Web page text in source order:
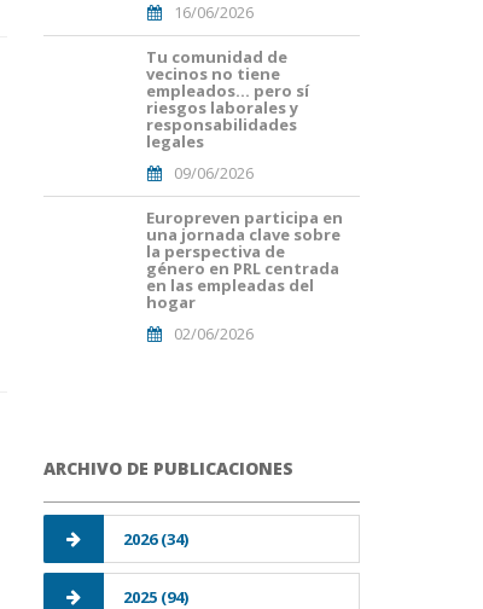
16/06/2026
Tu comunidad de
vecinos no tiene
empleados… pero sí
riesgos laborales y
responsabilidades
legales
09/06/2026
Europreven participa en
una jornada clave sobre
la perspectiva de
género en PRL centrada
en las empleadas del
hogar
02/06/2026
ARCHIVO DE PUBLICACIONES
2026 (34)
2025 (94)